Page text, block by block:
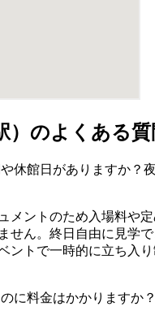
）のよくある質
休館日がありますか？
メントのため入場料や
せん。終日自由に見学
ントで一時的に立ち入
に料金はかかりますか